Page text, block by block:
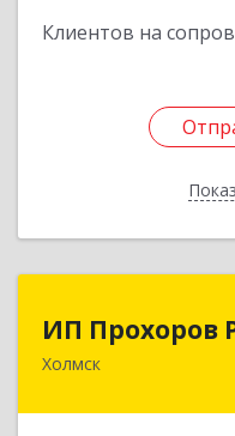
Клиентов на
ИП Прохоров
Холмск
694620,